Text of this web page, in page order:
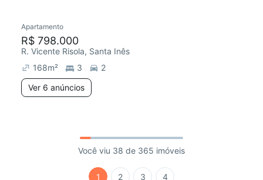
Apartamento
R$ 798.000
R. Vicente Risola, Santa Inês
168m² 3
2
Ver 6 anúncios
Você viu 38 de 365 imóveis
1 2 3 4